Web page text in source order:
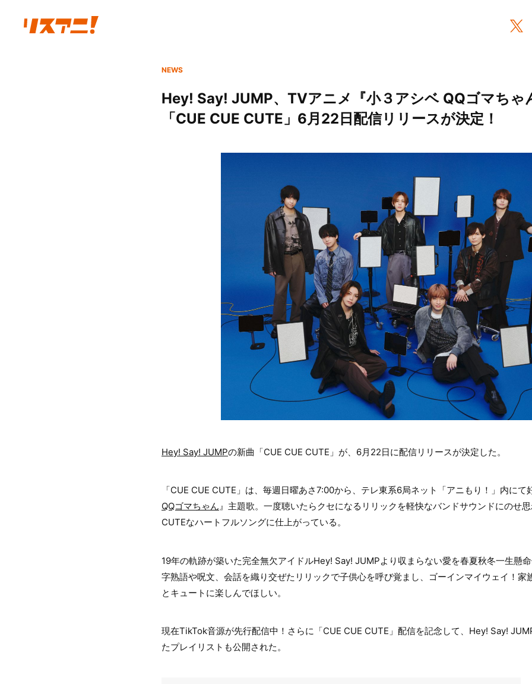
NEWS
Hey! Say! JUMP、TVアニメ『小３アシベ QQゴマちゃ
「CUE CUE CUTE」6月22日配信リリースが決定！
Hey! Say! JUMPの新曲「CUE CUE CUTE」が、6月22日に配信リリースが決定した。
「CUE CUE CUTE」は、毎週日曜あさ7:00から、テレ東系6局ネット「アニもり！」内にて
QQゴマちゃん』主題歌。一度聴いたらクセになるリリックを軽快なバンドサウンドにのせ
CUTEなハートフルソングに仕上がっている。
19年の軌跡が築いた完全無欠アイドルHey! Say! JUMPより収まらない愛を春夏秋冬一生懸
字熟語や呪文、会話を織り交ぜたリリックで子供心を呼び覚まし、ゴーインマイウェイ！家
とキュートに楽しんでほしい。
現在TikTok音源が先行配信中！さらに「CUE CUE CUTE」配信を記念して、Hey! Say!
たプレイリストも公開された。